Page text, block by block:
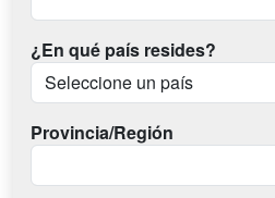
¿En qué país resides?
Provincia/Región